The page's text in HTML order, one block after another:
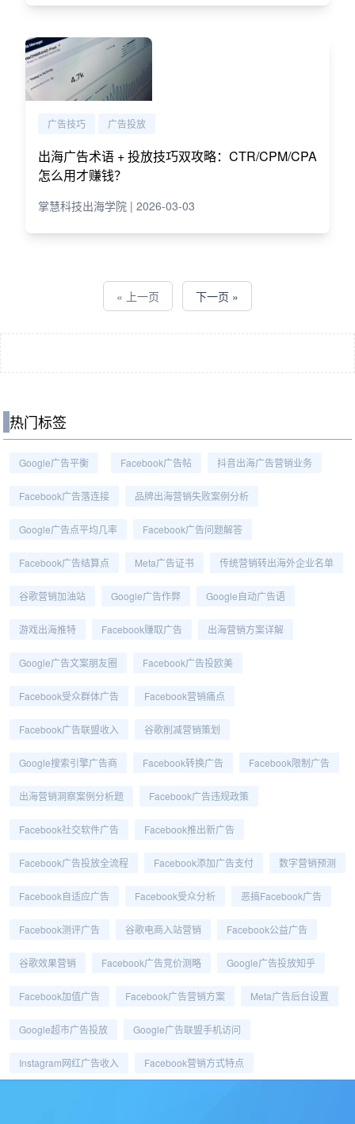
广告技巧 广告投放
出海广告术语 + 投放技巧双攻略：CTR/CPM/CPA
怎么用才赚钱？
掌慧科技出海学院 | 2026-03-03
« 上一页 下一页 »
热门标签
Google广告平衡 Facebook广告帖 抖音出海广告营销业务
Facebook广告落连接 品牌出海营销失败案例分析
Google广告点平均几率 Facebook广告问题解答
Facebook广告结算点 Meta广告证书 传统营销转出海外企业名单
谷歌营销加油站 Google广告作弊 Google自动广告语
游戏出海推特 Facebook赚取广告 出海营销方案详解
Google广告文案朋友圈 Facebook广告投欧美
Facebook受众群体广告 Facebook营销痛点
Facebook广告联盟收入 谷歌削减营销策划
Google搜索引擎广告商 Facebook转换广告 Facebook限制广告
出海营销洞察案例分析题 Facebook广告违规政策
Facebook社交软件广告 Facebook推出新广告
Facebook广告投放全流程 Facebook添加广告支付 数字营销预测
Facebook自适应广告 Facebook受众分析 恶搞Facebook广告
Facebook测评广告 谷歌电商入站营销 Facebook公益广告
谷歌效果营销 Facebook广告竞价测略 Google广告投放知乎
Facebook加值广告 Facebook广告营销方案 Meta广告后台设置
Google超市广告投放 Google广告联盟手机访问
Instagram网红广告收入 Facebook营销方式特点